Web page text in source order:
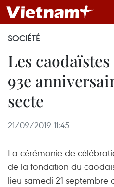
SOCIÉTÉ
Les
93e
secte
21/09/2019 11:45
La cérémonie de
de la fondation du
lieu samedi 21